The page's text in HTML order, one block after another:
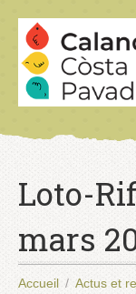
Loto-
mars
Accueil
Actus et